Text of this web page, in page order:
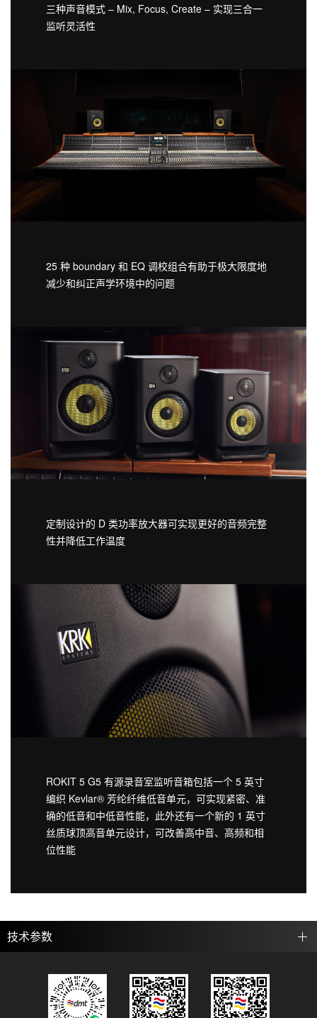
三种声音模式 – Mix, Focus, Create – 实现三合一
监听灵活性
25 种 boundary 和 EQ 调校组合有助于极大限度地
减少和纠正声学环境中的问题
定制设计的 D 类功率放大器可实现更好的音频完整
性并降低工作温度
ROKIT 5 G5 有源录音室监听音箱包括一个 5 英寸
编织 Kevlar® 芳纶纤维低音单元，可实现紧密、准
确的低音和中低音性能，此外还有一个新的 1 英寸
丝质球顶高音单元设计，可改善高中音、高频和相
位性能
技术参数